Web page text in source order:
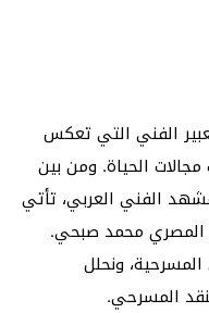
الفني التي تعكس
الحياة. ومن بين
الفني العربي، تأتي
المصري محمد صبحي.
ونحلل
المسرحي.